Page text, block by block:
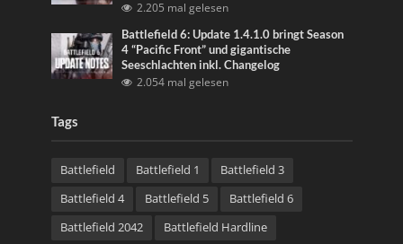
2.205 mal gelesen
Battlefield 6: Update 1.4.1.0 bringt Season
4 “Pacific Front” und gigantische
Seeschlachten inkl. Changelog
2.054 mal gelesen
Tags
Battlefield Battlefield 1
Battlefield 3
Battlefield 4
Battlefield 5
Battlefield 6
Battlefield 2042
Battlefield Hardline